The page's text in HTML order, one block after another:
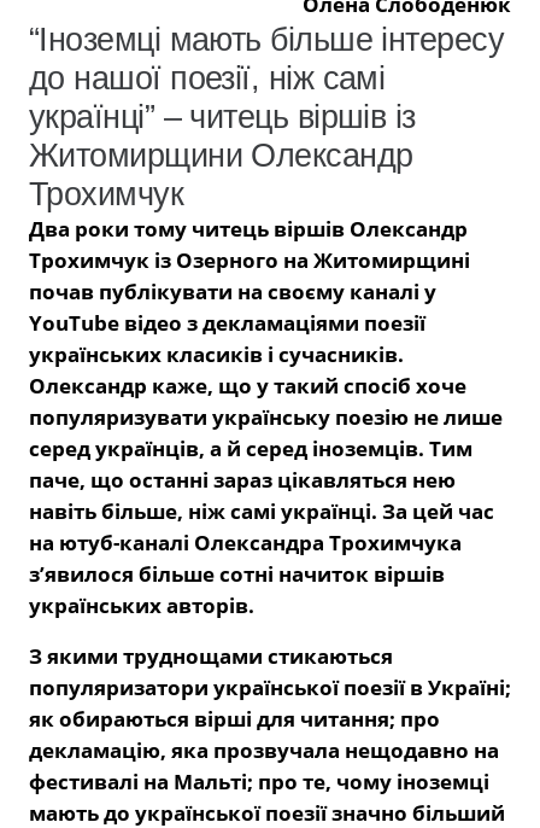
“Іноземці мають більше інтересу
до нашої поезії, ніж самі
українці” – читець віршів із
Житомирщини Олександр
Трохимчук
Два роки тому читець віршів Олександр
Трохимчук із Озерного на Житомирщині
почав публікувати на своєму каналі у
YouTube відео з декламаціями поезії
українських класиків і сучасників.
Олександр каже, що у такий спосіб хоче
популяризувати українську поезію не лише
серед українців, а й серед іноземців. Тим
паче, що останні зараз цікавляться нею
навіть більше, ніж самі українці. За цей час
на ютуб-каналі Олександра Трохимчука
з’явилося більше сотні начиток віршів
українських авторів.
З якими труднощами стикаються
популяризатори української поезії в Україні;
як обираються вірші для читання; про
декламацію, яка прозвучала нещодавно на
фестивалі на Мальті; про те, чому іноземці
мають до української поезії значно більший